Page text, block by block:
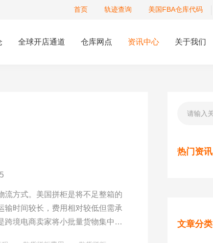
首页 轨迹查询 美国FBA仓库代码
全球开店通道 仓库网点 资讯中心 关于我们
流方式。美国拼柜是将不足整箱的
输时间较长，费用相对较低但需承
跨境电商卖家将小批量货物集中送
热门资讯
文章分类